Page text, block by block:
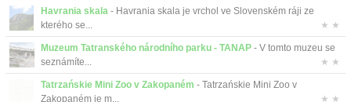
Havrania skala - Havrania skala je vrchol ve Slovenském ráji ze
kterého se...
★ ★
Muzeum Tatranského národního parku - TANAP - V tomto muzeu se
seznámíte...
★ ★
Tatrzańskie Mini Zoo v Zakopaném - Tatrzańskie Mini Zoo v
Zakopaném je m...
★ ★